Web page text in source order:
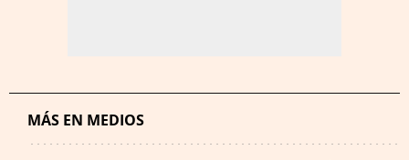
MÁS EN MEDIOS